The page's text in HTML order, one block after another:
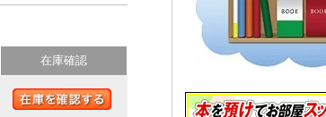
在庫確認